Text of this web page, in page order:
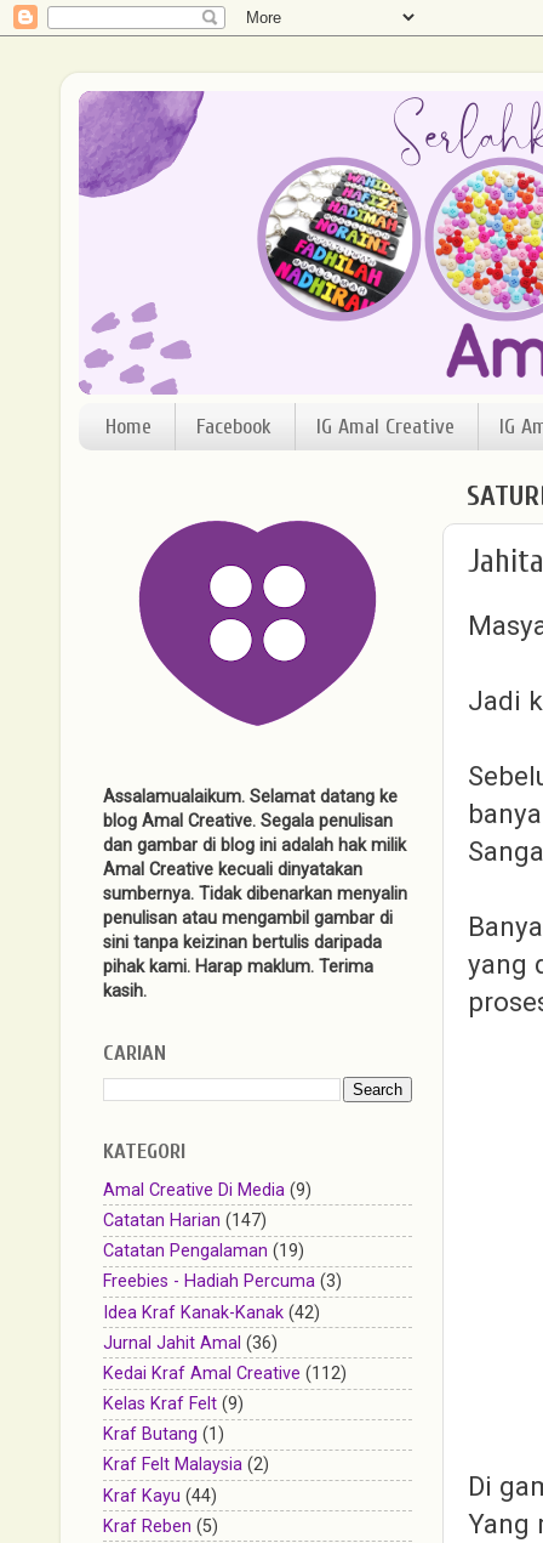
Home Facebook IG Amal Creative IG
Jadi
yang
Di
Yang
Assalamualaikum. Selamat datang ke
blog Amal Creative. Segala penulisan
dan gambar di blog ini adalah hak milik
Amal Creative kecuali dinyatakan
sumbernya. Tidak dibenarkan menyalin
penulisan atau mengambil gambar di
sini tanpa keizinan bertulis daripada
pihak kami. Harap maklum. Terima
kasih.
CARIAN
KATEGORI
Amal Creative Di Media (9)
Catatan Harian (147)
Catatan Pengalaman (19)
Freebies - Hadiah Percuma (3)
Idea Kraf Kanak-Kanak (42)
Jurnal Jahit Amal (36)
Kedai Kraf Amal Creative (112)
Kelas Kraf Felt (9)
Kraf Butang (1)
Kraf Felt Malaysia (2)
Kraf Kayu (44)
Kraf Reben (5)